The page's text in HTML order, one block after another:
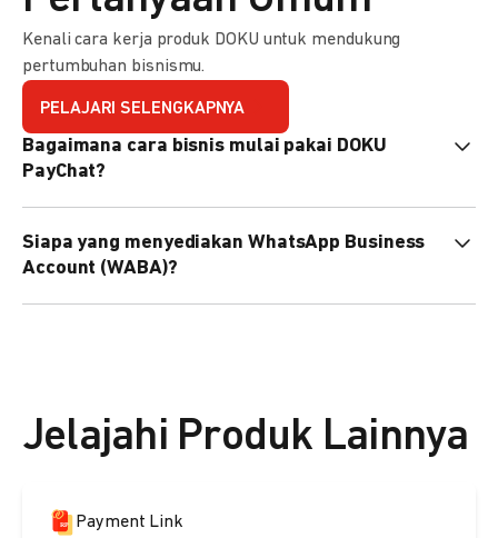
Kenali cara kerja produk DOKU untuk mendukung
pertumbuhan bisnismu.
PELAJARI SELENGKAPNYA
Bagaimana cara bisnis mulai pakai DOKU
PayChat?
nanti tim kami bantu setup. Bisa juga pakai nomor
WhatsApp bisnis yang sudah dimiliki sendiri, atau dari
DOKU yang buatkan WhatsApp Bisnis terverifikasi juga
Siapa yang menyediakan WhatsApp Business
Account (WABA)?
Jelajahi Produk Lainnya
Payment Link